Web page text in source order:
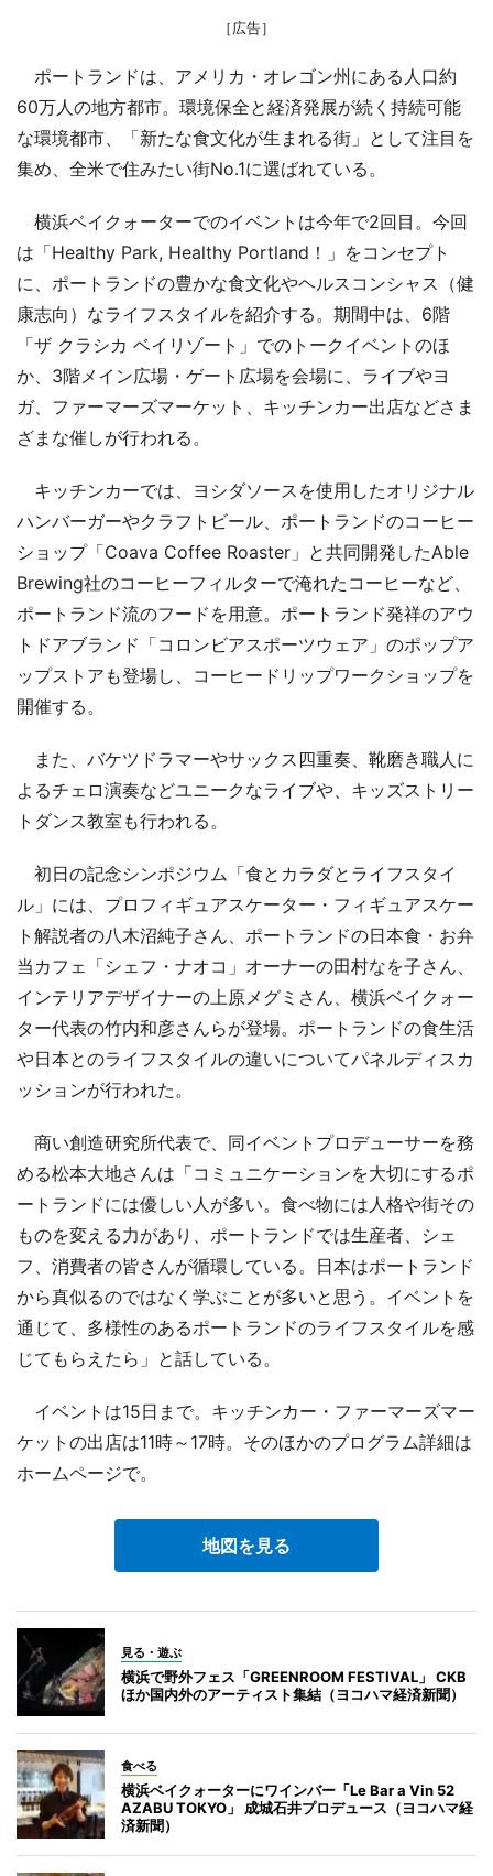
［広告］
ポートランドは、アメリカ・オレゴン州にある人口約
60万人の地方都市。環境保全と経済発展が続く持続可能
な環境都市、「新たな食文化が生まれる街」として注目を
集め、全米で住みたい街No.1に選ばれている。
横浜ベイクォーターでのイベントは今年で2回目。今回
は「Healthy Park, Healthy Portland！」をコンセプト
に、ポートランドの豊かな食文化やヘルスコンシャス（健
康志向）なライフスタイルを紹介する。期間中は、6階
「ザ クラシカ ベイリゾート」でのトークイベントのほ
か、3階メイン広場・ゲート広場を会場に、ライブやヨ
ガ、ファーマーズマーケット、キッチンカー出店などさま
ざまな催しが行われる。
キッチンカーでは、ヨシダソースを使用したオリジナル
ハンバーガーやクラフトビール、ポートランドのコーヒー
ショップ「Coava Coffee Roaster」と共同開発したAble
Brewing社のコーヒーフィルターで淹れたコーヒーなど、
ポートランド流のフードを用意。ポートランド発祥のアウ
トドアブランド「コロンビアスポーツウェア」のポップア
ップストアも登場し、コーヒードリップワークショップを
開催する。
また、バケツドラマーやサックス四重奏、靴磨き職人に
よるチェロ演奏などユニークなライブや、キッズストリー
トダンス教室も行われる。
初日の記念シンポジウム「食とカラダとライフスタイ
ル」には、プロフィギュアスケーター・フィギュアスケー
ト解説者の八木沼純子さん、ポートランドの日本食・お弁
当カフェ「シェフ・ナオコ」オーナーの田村なを子さん、
インテリアデザイナーの上原メグミさん、横浜ベイクォー
ター代表の竹内和彦さんらが登場。ポートランドの食生活
や日本とのライフスタイルの違いについてパネルディスカ
ッションが行われた。
商い創造研究所代表で、同イベントプロデューサーを務
める松本大地さんは「コミュニケーションを大切にするポ
ートランドには優しい人が多い。食べ物には人格や街その
ものを変える力があり、ポートランドでは生産者、シェ
フ、消費者の皆さんが循環している。日本はポートランド
から真似るのではなく学ぶことが多いと思う。イベントを
通じて、多様性のあるポートランドのライフスタイルを感
じてもらえたら」と話している。
イベントは15日まで。キッチンカー・ファーマーズマー
ケットの出店は11時～17時。そのほかのプログラム詳細は
ホームページで。
地図を見る
見る・遊ぶ
横浜で野外フェス「GREENROOM FESTIVAL」 CKB
ほか国内外のアーティスト集結（ヨコハマ経済新聞）
食べる
横浜ベイクォーターにワインバー「Le Bar a Vin 52
AZABU TOKYO」 成城石井プロデュース（ヨコハマ経
済新聞）